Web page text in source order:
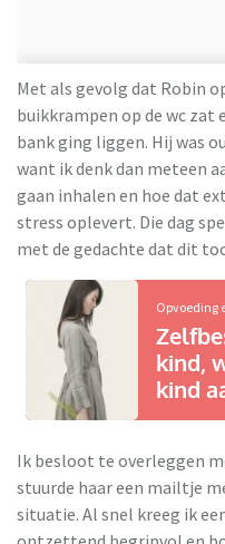
Met als gevolg dat Robin
buikkrampen op de wc zat
bank ging liggen. Hij was
want ik denk dan meteen
gaan inhalen en hoe dat
stress oplevert. Die dag
met de gedachte dat dit
Opvoeding
kind,
kind
Ik besloot te overleggen
stuurde haar een mailtje
situatie. Al snel kreeg ik